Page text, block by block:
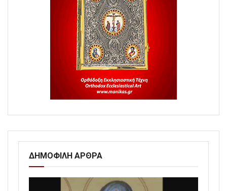
ΔΗΜΟΦΙΛΗ ΑΡΘΡΑ